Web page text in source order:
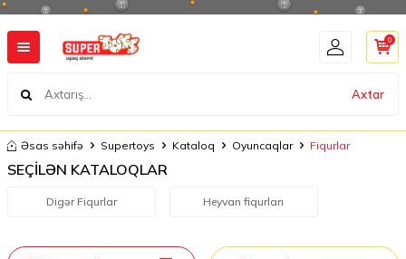
Axtar
0
Əsas səhifə Supertoys Kataloq Oyuncaqlar Fiqurlar
SEÇİLƏN KATALOQLAR
Digər Fiqurlar Heyvan fiqurları